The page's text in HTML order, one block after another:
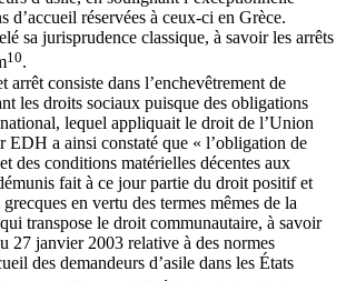
d’accueil réservées à ceux-ci en Grèce.
sa jurisprudence classique, à savoir les arrêts
10.
arrêt consiste dans l’enchevêtrement de
les droits sociaux puisque des obligations
lequel appliquait le droit de l’Union
EDH a ainsi constaté que « l’obligation de
des conditions matérielles décentes aux
fait à ce jour partie du droit positif et
en vertu des termes mêmes de la
transpose le droit communautaire, à savoir
27 janvier 2003 relative à des normes
des demandeurs d’asile dans les États